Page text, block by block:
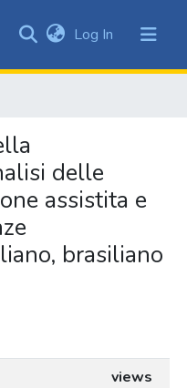
of DSpace
Log In (current)
delle
assistita e
brasiliano
views